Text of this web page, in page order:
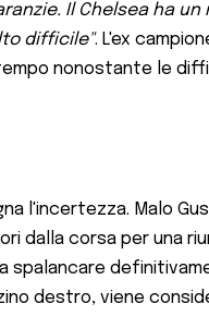
Il Chelsea ha
difficile". L'ex
nonostante le
l'incertezza. Malo
dalla corsa per una
destro, viene